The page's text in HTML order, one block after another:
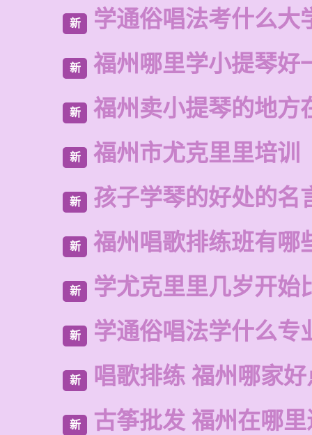
新 学通俗唱法考什么大
新 福州哪里学小提琴好
新 福州卖小提琴的地方
新 福州市尤克里里培训
新 孩子学琴的好处的名
新 福州唱歌排练班有哪
新 学尤克里里几岁开始
新 学通俗唱法学什么专
新 唱歌排练 福州哪家好
新 古筝批发 福州在哪